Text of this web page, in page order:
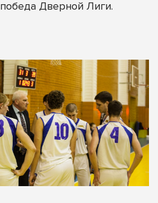
победа Дверной Лиги.